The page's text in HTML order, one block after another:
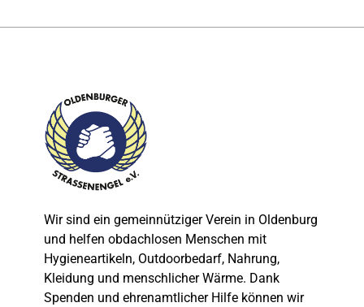
Wir sind ein gemeinnütziger Verein in Oldenburg
und helfen obdachlosen Menschen mit
Hygieneartikeln, Outdoorbedarf, Nahrung,
Kleidung und menschlicher Wärme. Dank
Spenden und ehrenamtlicher Hilfe können wir